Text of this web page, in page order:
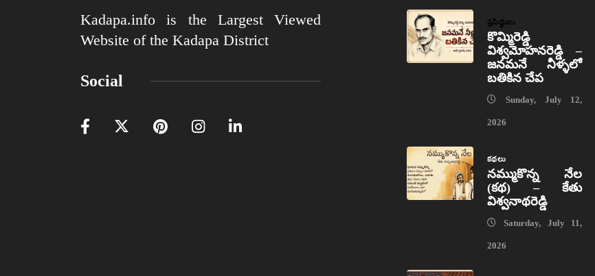
Kadapa.info is the Largest Viewed
Website of the Kadapa District
Social
ప్రసిద్ధులు
కొమ్మిరెడ్డి
విశ్వమోహనరెడ్డి –
జనమనే నీళ్ళలో
బతికిన చేప
Sunday, July 12,
2026
కథలు
నమ్ముకొన్న నేల
(కథ) – కేతు
విశ్వనాథరెడ్డి
Saturday, July 11,
2026